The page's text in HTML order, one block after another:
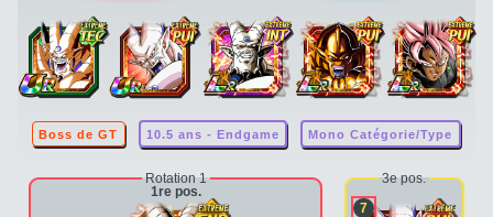
Boss de GT 10.5 ans - Endgame Mono Catégorie/Type
Rotation 1
1re pos.
3e pos.
7